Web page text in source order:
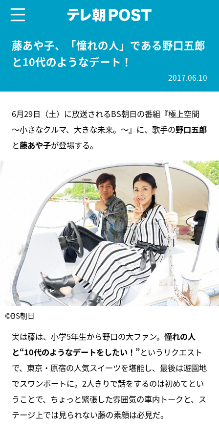
藤あや子、「憧れの人」である野口五郎
と10代のようなデート！
2017.06.10
6月29日（土）に放送されるBS朝日の番組『極上空間
～小さなクルマ、大きな未来。～』に、歌手の野口五郎
と藤あや子が登場する。
©BS朝日
実は藤は、小学5年生から野口の大ファン。 憧れの人
と“10代のようなデートをしたい！”というリクエスト
で、東京・原宿の人気スイーツを堪能し、最後は遊園地
でスワンボートに。2人きりで話をするのは初めてとい
うことで、ちょっと緊張した雰囲気の車内トークと、ス
テージ上では見られない藤の素顔は必見だ。